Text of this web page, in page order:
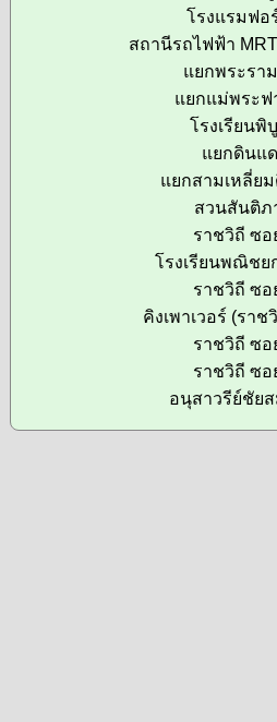
โรงแรมฟอ
สถานีรถไฟฟ้า
แยกพระรา
แยกแม่พระฟ
โรงเรียนพิ
แยกดินแ
แยกสามเหลี่ย
สวนสันติภ
ราชวิถี ซอ
โรงเรียนพณิชย
ราชวิถี ซอ
คิงเพาเวอร์ (ราช
ราชวิถี ซอ
ราชวิถี ซอ
อนุสาวรีย์ชัย